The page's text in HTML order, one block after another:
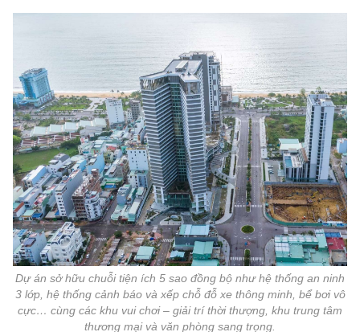
Dự án sở hữu chuỗi tiện ích 5 sao đồng bộ như hệ thống an ninh
3 lớp, hệ thống cảnh báo và xếp chỗ đỗ xe thông minh, bể bơi vô
cực… cùng các khu vui chơi – giải trí thời thượng, khu trung tâm
thương mại và văn phòng sang trọng.